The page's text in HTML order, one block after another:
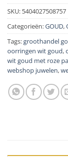
SKU: 5404027508757
Categorieën:GOUD,
Tags:groothandel
oorringen wit goud,
wit goud met roze
webshop juwelen,